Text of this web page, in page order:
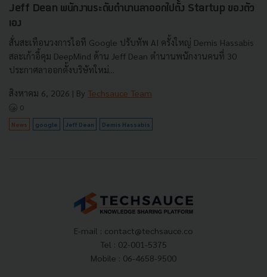
Jeff Dean พนักงานระดับตำนานลาออกไปตั้ง Startup ของตัว
เอง
สั่นสะเทือนวงการไอที Google ปรับทัพ AI ครั้งใหญ่ Demis Hassabis
สละเก้าอี้คุม DeepMind ด้าน Jeff Dean ตำนานพนักงานคนที่ 30
ประกาศลาออกตั้งบริษัทใหม่...
สิงหาคม 6, 2026 | By Techsauce Team
0
News google Jeff Dean Demis Hassabis
E-mail : contact@techsauce.co
Tel : 02-001-5375
Mobile : 06-4658-9500